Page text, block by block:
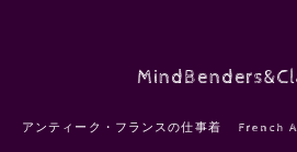
アンティーク・フランスの仕事着 French